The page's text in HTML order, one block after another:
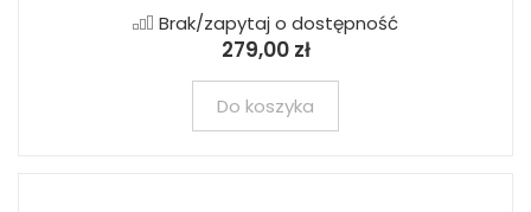
Brak/zapytaj o dostępność
279,00 zł
Do koszyka